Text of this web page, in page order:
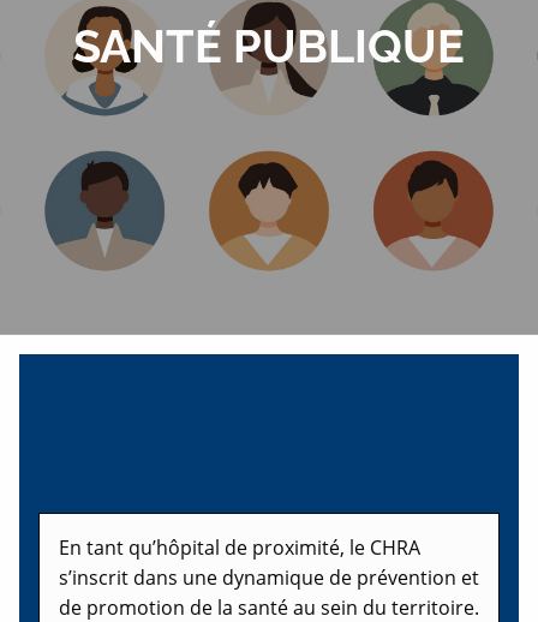
SANTÉ PUBLIQUE
En tant qu’hôpital de proximité, le CHRA
s’inscrit dans une dynamique de prévention et
de promotion de la santé au sein du territoire.